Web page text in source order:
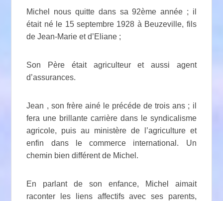
Michel nous quitte dans sa 92ème année ; il
était né le 15 septembre 1928 à Beuzeville, fils
de Jean-Marie et d’Eliane ;
Son Père était agriculteur et aussi agent
d’assurances.
Jean , son frère ainé le précéde de trois ans ; il
fera une brillante carrière dans le syndicalisme
agricole, puis au ministère de l’agriculture et
enfin dans le commerce international. Un
chemin bien différent de Michel.
En parlant de son enfance, Michel aimait
raconter les liens affectifs avec ses parents,